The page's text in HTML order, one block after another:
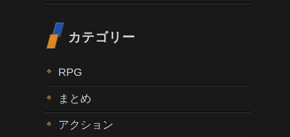
カテゴリー
RPG
まとめ
アクション